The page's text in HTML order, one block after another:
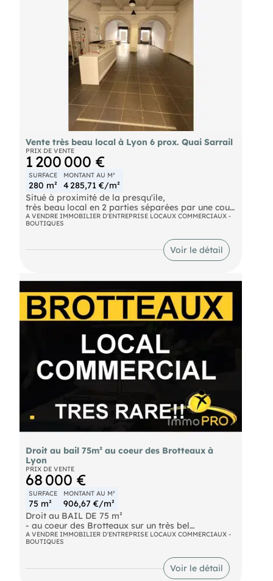
Vente très beau local à Lyon 6 prox. Quai Sarrail
PRIX DE VENTE
1 200 000 €
SURFACE
280 m²
MONTANT AU M²
4 285,71 €/m²
Situé à proximité de la presqu'ile,
très beau local en 2 parties séparées par une cour
intérieure,
surface au sol 200 M2 + 80 M2 de mezzanine
A VENDRE IMMOBILIER D'ENTREPRISE LOCAUX COMMERCIAUX -
BOUTIQUES
Voir le détail
Droit au bail 75m² au coeur des Brotteaux à
Lyon
PRIX DE VENTE
68 000 €
SURFACE
75 m²
MONTANT AU M²
906,67 €/m²
Droit au BAIL DE 75 m²
- au coeur des Brotteaux sur un très bel
emplacement de 1er ordre possibilité tout
commerce sauf restauration De nombreuses
opportunités se prêtent sur ce local Loyer
raisonnable. Montant estimé des dépenses
annuelles d'énergie pour un usage standard : non
A VENDRE IMMOBILIER D'ENTREPRISE LOCAUX COMMERCIAUX -
BOUTIQUES
Voir le détail